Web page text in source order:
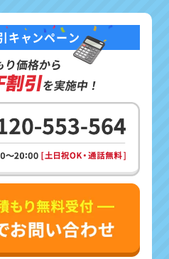
キャンペーン
り価格から
割引を実施中！